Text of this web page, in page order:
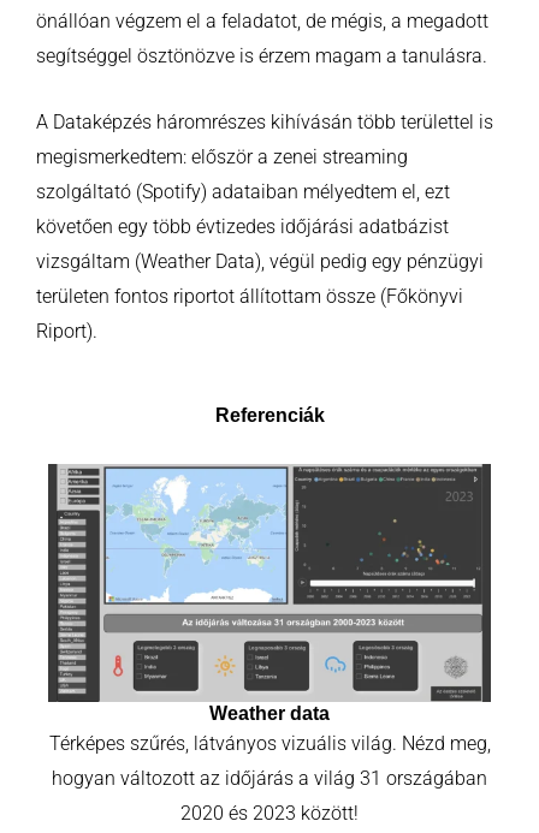
önállóan végzem el a feladatot, de mégis, a megadott
segítséggel ösztönözve is érzem magam a tanulásra.
A Dataképzés háromrészes kihívásán több területtel is
megismerkedtem: először a zenei streaming
szolgáltató (Spotify) adataiban mélyedtem el, ezt
követően egy több évtizedes időjárási adatbázist
vizsgáltam (Weather Data), végül pedig egy pénzügyi
területen fontos riportot állítottam össze (Főkönyvi
Riport).
Referenciák
Weather data
Térképes szűrés, látványos vizuális világ. Nézd meg,
hogyan változott az időjárás a világ 31 országában
2020 és 2023 között!